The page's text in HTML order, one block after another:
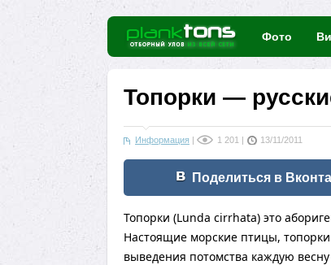
Фото
Топорки —
Информация | 1 201 | 13/11/2011
Поделиться в
Топорки (Lunda cirrhata) это
Настоящие морские птицы,
выведения потомства каждую